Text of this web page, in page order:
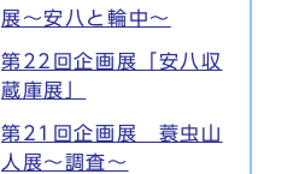
展～安八と輪中～
第22回企画展「安八収
蔵庫展」
第21回企画展 蓑虫山
人展～調査～